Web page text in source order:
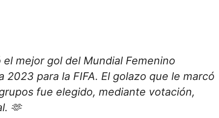
mejor gol del Mundial Femenino
2023 para la FIFA. El golazo que le marcó
fue elegido, mediante votación,
🫶